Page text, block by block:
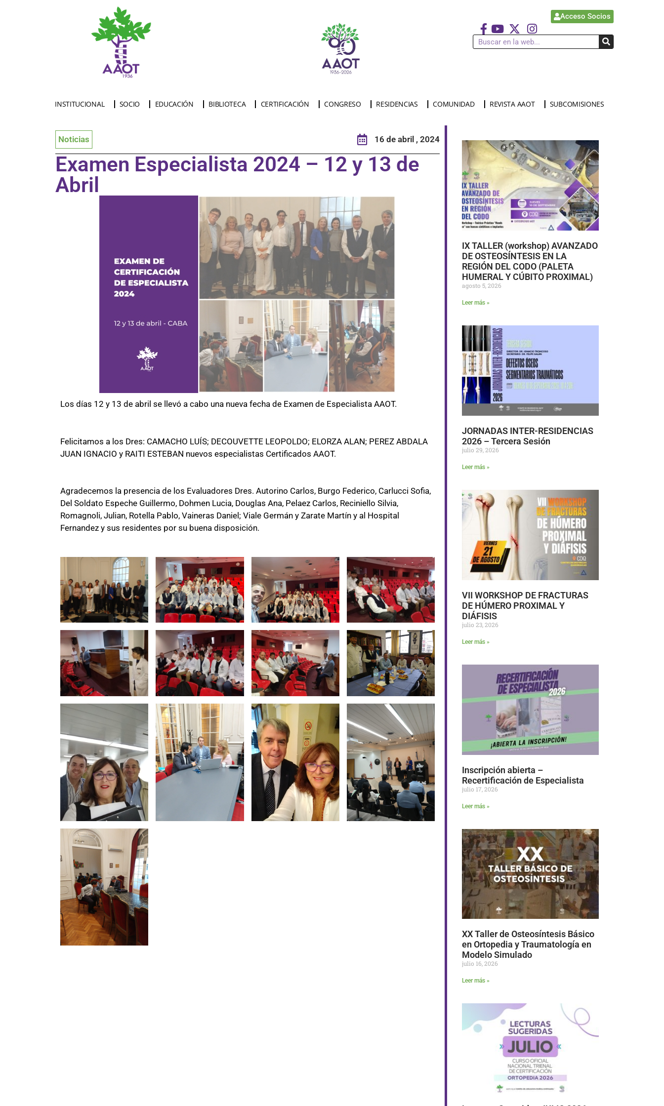
Acceso Socios
INSTITUCIONAL SOCIO EDUCACIÓN BIBLIOTECA CERTIFICACIÓN CONGRESO RESIDENCIAS COMUNIDAD REVISTA AAOT SUBCOMISIONES
Noticias 16 de abril , 2024
Examen Especialista 2024 – 12 y 13 de
Abril
Los días 12 y 13 de abril se llevó a cabo una nueva fecha de Examen de Especialista AAOT.
Felicitamos a los Dres: CAMACHO LUÍS; DECOUVETTE LEOPOLDO; ELORZA ALAN; PEREZ ABDALA
JUAN IGNACIO y RAITI ESTEBAN nuevos especialistas Certificados AAOT.
Agradecemos la presencia de los Evaluadores Dres. Autorino Carlos, Burgo Federico, Carlucci Sofia,
Del Soldato Espeche Guillermo, Dohmen Lucia, Douglas Ana, Pelaez Carlos, Reciniello Silvia,
Romagnoli, Julian, Rotella Pablo, Vaineras Daniel; Viale Germán y Zarate Martín y al Hospital
Fernandez y sus residentes por su buena disposición.
IX TALLER (workshop) AVANZADO
DE OSTEOSÍNTESIS EN LA
REGIÓN DEL CODO (PALETA
HUMERAL Y CÚBITO PROXIMAL)
agosto 5, 2026
Leer más »
JORNADAS INTER-RESIDENCIAS
2026 – Tercera Sesión
julio 29, 2026
Leer más »
VII WORKSHOP DE FRACTURAS
DE HÚMERO PROXIMAL Y
DIÁFISIS
julio 23, 2026
Leer más »
Inscripción abierta –
Recertificación de Especialista
julio 17, 2026
Leer más »
XX Taller de Osteosíntesis Básico
en Ortopedia y Traumatología en
Modelo Simulado
julio 16, 2026
Leer más »